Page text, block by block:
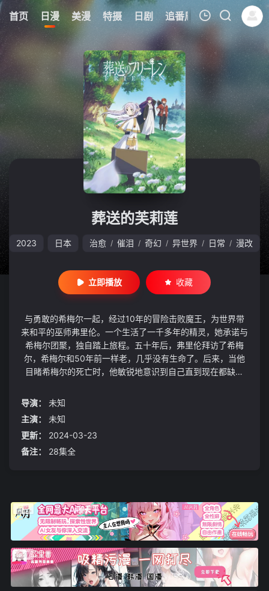
首页 日漫 美漫 特摄 日剧 追番周表 今日更新
0
我的观影记录
暂无观看影片的记录
葬送的芙莉莲
2023 日本 治愈 / 催泪 / 奇幻 / 异世界 / 日常 / 漫改
立即播放 收藏
与勇敢的希梅尔一起，经过10年的冒险击败魔王，为世界带
来和平的巫师弗里伦。一个生活了一千多年的精灵，她承诺与
希梅尔团聚，独自踏上旅程。五十年后，弗里伦拜访了希梅
尔，希梅尔和50年前一样老，几乎没有生命了。后来，当他
目睹希梅尔的死亡时，他敏锐地意识到自己直到现在都缺乏
导演：
未知
主演：
未知
更新：
2024-03-23
备注：
28集全